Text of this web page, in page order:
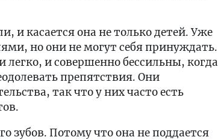
и касается она не только детей. Уже
но они не могут себя принуждать.
и совершенно бессильны, когда
препятствия. Они
так что у них часто есть
зубов. Потому что она не поддается